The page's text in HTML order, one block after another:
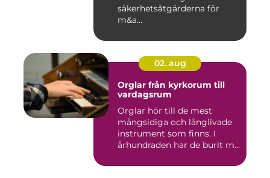
säkerhetsåtgärderna för
m&a...
02. aug
Orglar från kyrkorum till
vardagsrum
Orglar hör till de mest
mångsidiga och långlivade
instrument som finns. I
århundraden har de burit m...